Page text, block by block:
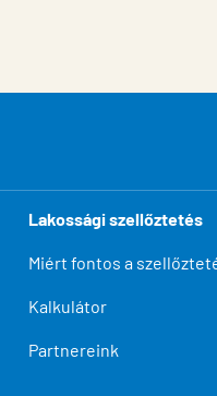
Lakossági szellőztetés
Miért fontos a
Kalkulátor
Partnereink